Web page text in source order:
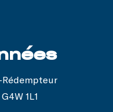
Rédempteur
1L1